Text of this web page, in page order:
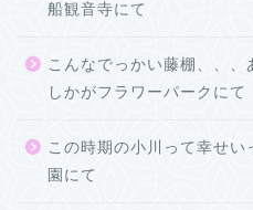
船観音寺にて
こんなでっかい藤棚、、
しかがフラワーパークにて
この時期の小川って幸せ
園にて